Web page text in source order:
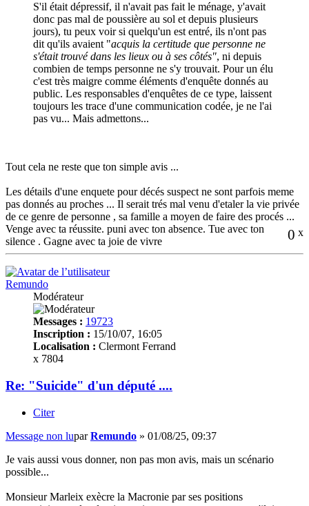
S'il était dépressif, il n'avait pas fait le ménage, y'avait
donc pas mal de poussière au sol et depuis plusieurs
jours), tu peux voir si quelqu'un est entré, ils n'ont pas
dit qu'ils avaient "acquis la certitude que personne ne
s'était trouvé dans les lieux ou à ses côtés", ni depuis
combien de temps personne ne s'y trouvait. Pour un élu
c'est très maigre comme éléments d'enquête donnés au
public. Les responsables d'enquêtes de ce type, laissent
toujours les trace d'une communication codée, je ne l'ai
pas vu... Mais admettons...
Tout cela ne reste que ton simple avis ...
Les détails d'une enquete pour décés suspect ne sont parfois meme
pas donnés au proches ... Il serait trés mal venu d'etaler la vie privée
de ce genre de personne , sa famille a moyen de faire des procés ...
0 x
Venge avec ta réussite. puni avec ton absence. Tue avec ton
silence . Gagne avec ta joie de vivre
Remundo
Modérateur
Messages : 19723
Inscription : 15/10/07, 16:05
Localisation : Clermont Ferrand
x 7804
Re: "Suicide" d'un député ....
Citer
Message non luparRemundo » 01/08/25, 09:37
Je vais aussi vous donner, non pas mon avis, mais un scénario
possible...
Monsieur Marleix exècre la Macronie par ses positions